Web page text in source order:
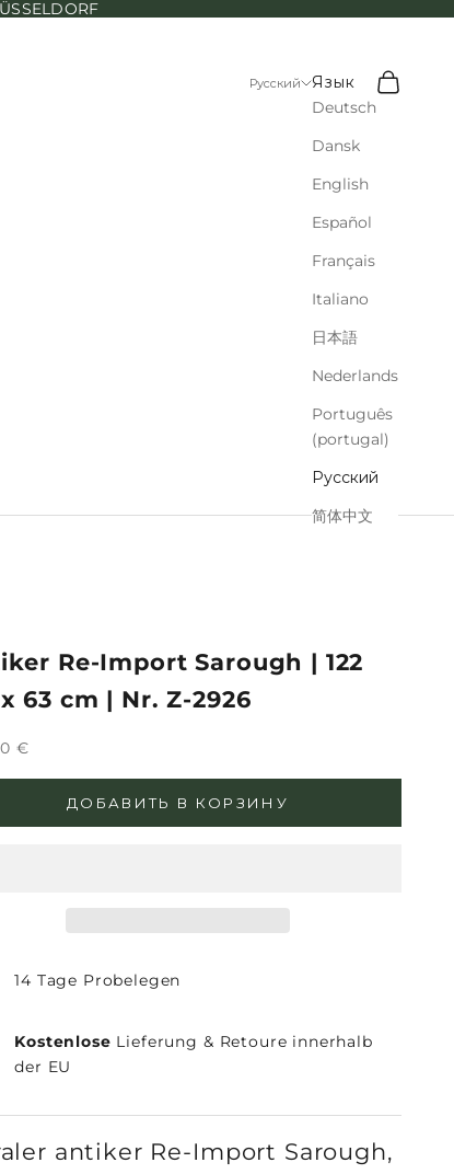
Русский
Язык
Deutsch
Dansk
English
Español
Français
Italiano
日本語
Nederlands
Português
(portugal)
Русский
简体中文
ПоискКорзина
Re-Import Sarough | 122
63 cm | Nr. Z-2926
акции
€
ДОБАВИТЬ В КОРЗИНУ
14 Tage Probelegen
Kostenlose Lieferung & Retoure innerhalb
der EU
antiker Re-Import Sarough,